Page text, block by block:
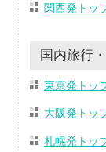
関西発トッ
国内旅行
東京発トッ
大阪発トッ
札幌発トッ